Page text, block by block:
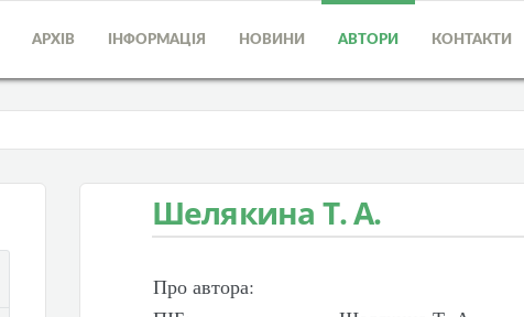
АРХІВ ІНФОРМАЦІЯ НОВИНИ АВТОРИ КОНТАКТИ
Шелякина Т. А.
Про автора: